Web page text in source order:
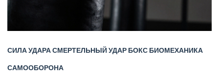
СИЛА УДАРАСМЕРТЕЛЬНЫЙ УДАРБОКСБИОМЕХАНИКА
САМООБОРОНА